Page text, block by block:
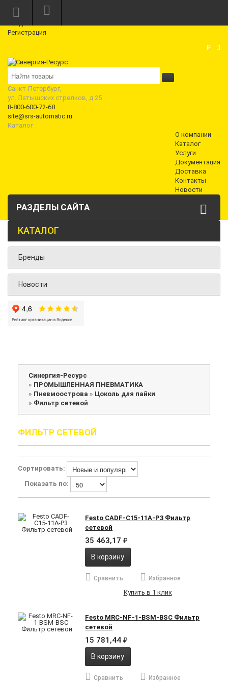
Режим работы: Пн—Пт: 10:00—18:00
Регистрация
₽
Санкт-Петербург,
ул. Латышских стрелков, д 25
8-800-600-72-68
site@srs-automatic.ru
Каталог
О компании
Каталог
Услуги
Документация
Доставка
Контакты
Новости
РАЗДЕЛЫ САЙТА
КАТАЛОГ
Бренды
Новости
Синергия-Ресурс
» ПРОМЫШЛЕННАЯ ПНЕВМАТИКА
» Пневмоострова » Цоколь для пайки
» Фильтр сетевой
ФИЛЬТР СЕТЕВОЙ
Сортировать:
Показать по:
Festo CADF-C15-11A-P3 Фильтр
сетевой
35 463,17₽
В корзину
Сравнить Избранное
Купить в 1 клик
Festo MRC-NF-1-BSM-BSC Фильтр
сетевой
15 781,44₽
В корзину
Сравнить Избранное